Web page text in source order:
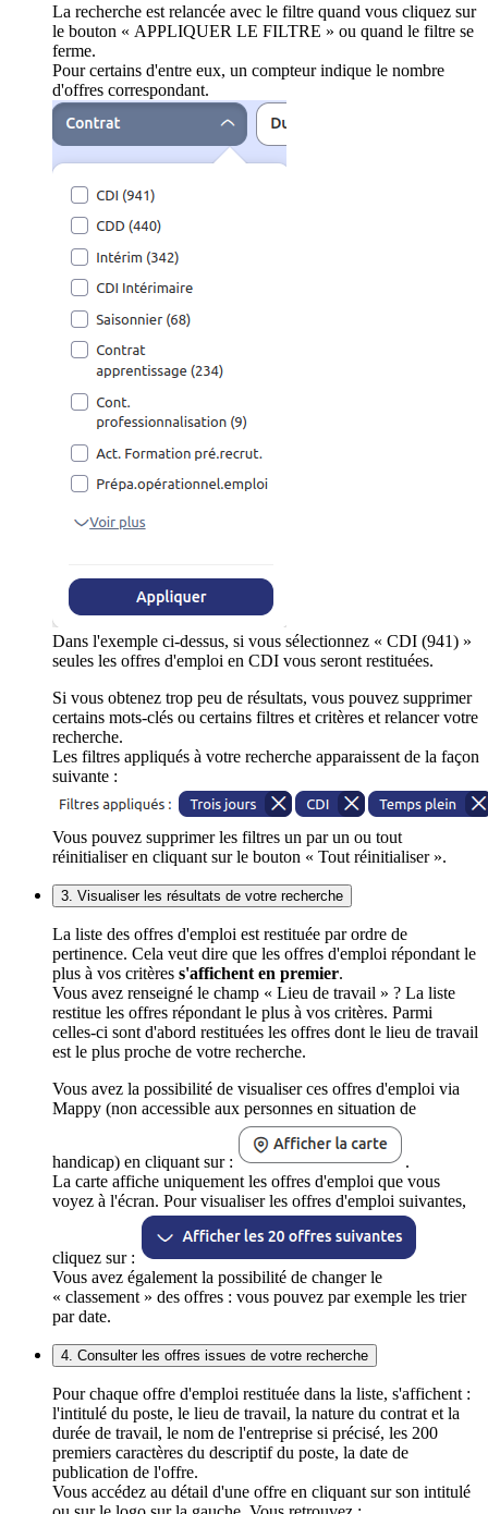
La recherche est relancée avec le filtre quand vous cliquez sur
le bouton « APPLIQUER LE FILTRE » ou quand le filtre se
ferme.
Pour certains d'entre eux, un compteur indique le nombre
d'offres correspondant.
Dans l'exemple ci-dessus, si vous sélectionnez « CDI (941) »
seules les offres d'emploi en CDI vous seront restituées.
Si vous obtenez trop peu de résultats, vous pouvez supprimer
certains mots-clés ou certains filtres et critères et relancer votre
recherche.
Les filtres appliqués à votre recherche apparaissent de la façon
suivante :
Vous pouvez supprimer les filtres un par un ou tout
réinitialiser en cliquant sur le bouton « Tout réinitialiser ».
3. Visualiser les résultats de votre recherche
La liste des offres d'emploi est restituée par ordre de
pertinence. Cela veut dire que les offres d'emploi répondant le
plus à vos critères s'affichent en premier.
Vous avez renseigné le champ « Lieu de travail » ? La liste
restitue les offres répondant le plus à vos critères. Parmi
celles-ci sont d'abord restituées les offres dont le lieu de travail
est le plus proche de votre recherche.
Vous avez la possibilité de visualiser ces offres d'emploi via
Mappy (non accessible aux personnes en situation de
handicap) en cliquant sur :
.
La carte affiche uniquement les offres d'emploi que vous
voyez à l'écran. Pour visualiser les offres d'emploi suivantes,
cliquez sur :
Vous avez également la possibilité de changer le
« classement » des offres : vous pouvez par exemple les trier
par date.
4. Consulter les offres issues de votre recherche
Pour chaque offre d'emploi restituée dans la liste, s'affichent :
l'intitulé du poste, le lieu de travail, la nature du contrat et la
durée de travail, le nom de l'entreprise si précisé, les 200
premiers caractères du descriptif du poste, la date de
publication de l'offre.
Vous accédez au détail d'une offre en cliquant sur son intitulé